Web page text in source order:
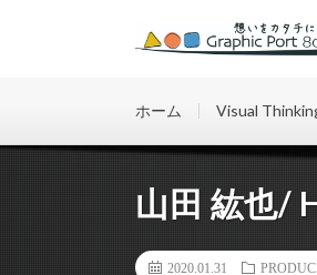
ホーム Visual
山田 紘也/
2020.01.31